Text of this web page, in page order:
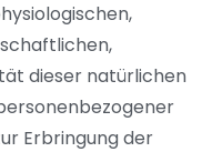
dieser natürlichen
Erbringung der